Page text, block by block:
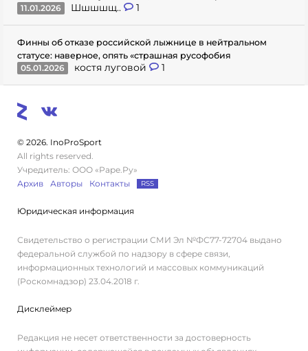
11.01.2026
Шшшшщ.. 1
Финны об отказе российской лыжнице в нейтральном
статусе: наверное, опять «страшная русофобия
05.01.2026
костя луговой 1
© 2026. InoProSport
All rights reserved.
Учредитель: ООО «Раре.Ру»
Архив
Авторы Контакты RSS
Юридическая информация
Свидетельство о регистрации СМИ Эл №ФС77-72704 выдано
федеральной службой по надзору в сфере связи,
информационных технологий и массовых коммуникаций
(Роскомнадзор) 23.04.2018 г.
Дисклеймер
Редакция не несет ответственности за достоверность